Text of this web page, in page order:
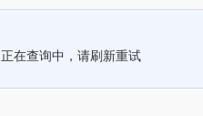
正在查询中，请刷新重试